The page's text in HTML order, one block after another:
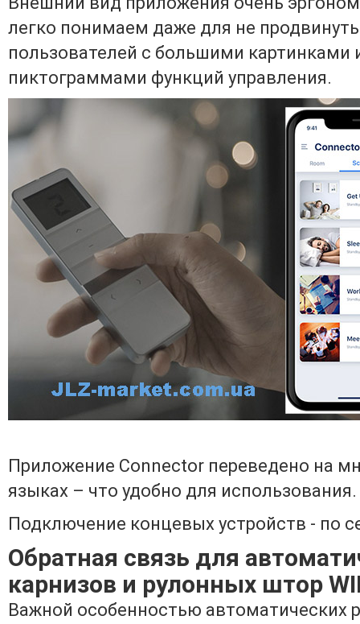
легко понимаем даже для не
пользователей с большими картинками
пиктограммами функций управления.
Приложение Connector переведено на
языках – что удобно для использования.
Подключение концевых устройств - по
Обратная связь для
карнизов и рулонных штор
Важной особенностью автоматических